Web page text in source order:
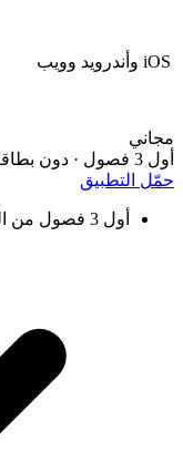
iOS وأندرويد وويب
مجاني
أول 3 فصول · دون بطاقة
حمّل التطبيق
أول 3 فصول من الصف 6 الوحدة 1